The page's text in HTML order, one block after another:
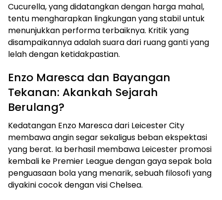
Cucurella, yang didatangkan dengan harga mahal,
tentu mengharapkan lingkungan yang stabil untuk
menunjukkan performa terbaiknya. Kritik yang
disampaikannya adalah suara dari ruang ganti yang
lelah dengan ketidakpastian.
Enzo Maresca dan Bayangan
Tekanan: Akankah Sejarah
Berulang?
Kedatangan Enzo Maresca dari Leicester City
membawa angin segar sekaligus beban ekspektasi
yang berat. Ia berhasil membawa Leicester promosi
kembali ke Premier League dengan gaya sepak bola
penguasaan bola yang menarik, sebuah filosofi yang
diyakini cocok dengan visi Chelsea.